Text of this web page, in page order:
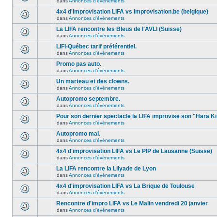
4x4 d'improvisation LIFA vs Improvisation.be (belgique)
dansAnnonces d'événements
La LIFA rencontre les Bleus de l'AVLI (Suisse)
dansAnnonces d'événements
LIFI-Québec tarif préférentiel.
dansAnnonces d'événements
Promo pas auto.
dansAnnonces d'événements
Un marteau et des clowns.
dansAnnonces d'événements
Autopromo septembre.
dansAnnonces d'événements
Pour son dernier spectacle la LIFA improvise son "Hara
dansAnnonces d'événements
Autopromo mai.
dansAnnonces d'événements
4x4 d'improvisation LIFA vs Le PIP de Lausanne (Suisse)
dansAnnonces d'événements
La LIFA rencontre la Lilyade de Lyon
dansAnnonces d'événements
4x4 d'improvisation LIFA vs La Brique de Toulouse
dansAnnonces d'événements
Rencontre d'impro LIFA vs Le Malin vendredi 20 janvier
dansAnnonces d'événements